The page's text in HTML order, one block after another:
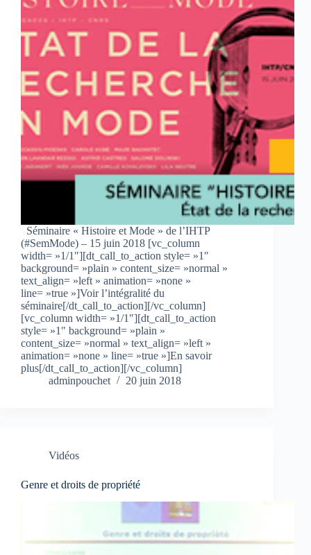
Séminaire « Histoire et Mode » de l’IHTP
(#SemMode) – 15 juin 2018 [vc_column
width= »1/1″][dt_call_to_action style= »1″
background= »plain » content_size= »normal »
text_align= »left » animation= »none »
line= »true »]Voir l’intégralité du
séminaire[/dt_call_to_action][/vc_column]
[vc_column width= »1/1″][dt_call_to_action
style= »1″ background= »plain »
content_size= »normal » text_align= »left »
animation= »none » line= »true »]En savoir
plus[/dt_call_to_action][/vc_column]
adminpouchet
20 juin 2018
Vidéos
Genre et droits de propriété